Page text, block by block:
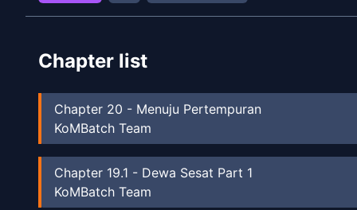
Chapter list
Chapter 20 - Menuju Pertempuran
KoMBatch Team
Chapter 19.1 - Dewa Sesat Part 1
KoMBatch Team